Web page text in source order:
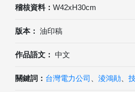
稽核資料： W42xH30cm
版本： 油印稿
作品語文： 中文
關鍵詞： 台灣電力公司 淩鴻勛